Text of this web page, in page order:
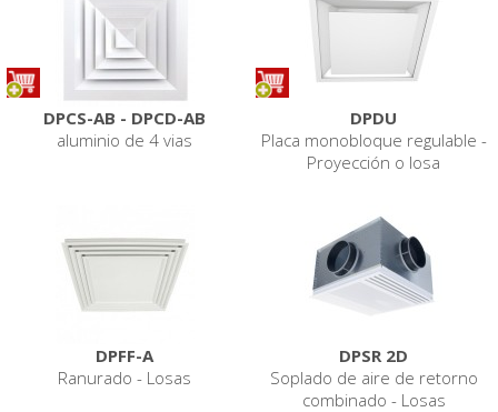
DPCS-AB - DPCD-AB
aluminio de 4 vias
DPDU
Placa monobloque regulable -
Proyección o losa
DPFF-A
Ranurado - Losas
DPSR 2D
Soplado de aire de retorno
combinado - Losas